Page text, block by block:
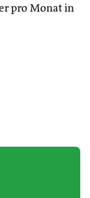
pro Monat in